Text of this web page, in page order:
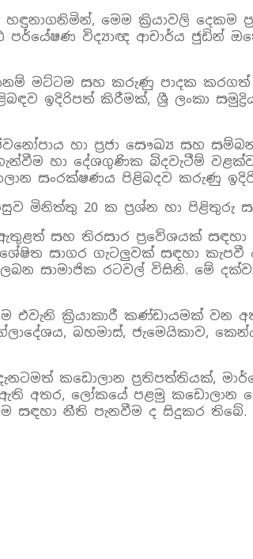
මෙම ක්‍රියාවලි දෙකම
පර්යේෂණ විද්‍යාඥ ආචාර්ය ජුඩින්
මට්ටම සහ කරුණු පාදක
ඉදිරිපත් කිරීමක්, ශ්‍රී ලංකා
හා ප්‍රජා සෞඛ්‍ය සහ
හා දේශගුණික බිදවැටීම්
සංරක්ෂණය පිළිබදව කරුණු
මිනිත්තු 20 ක ප්‍රශ්න හා පිළිතුරු
සහ තිරසාර ප්‍රවේශයක්
සාගර ගැටලුවක් සඳහා
සාමාජික රටවල් විසිනි. මේ
ක්‍රියාකාරී කණ්ඩායමක් වන
බහමාස්, ජැමෙයිකාව,
කඩොලාන ප්‍රතිපත්තියක්,
අතර, ලෝකයේ පළමු කඩොලාන
නීති පැනවීම ද සිදුකර තිබේ.